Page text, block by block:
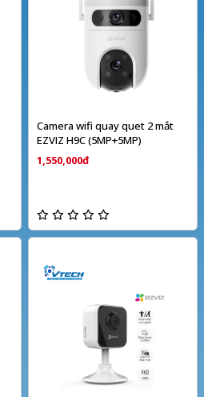
Camera wifi quay quet 2 mắt
EZVIZ H9C (5MP+5MP)
1,550,000đ